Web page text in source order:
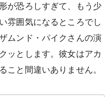
が恐ろしすぎて、もう少
雰囲気になるところでし
ムンド・パイクさんの演
ッとします。彼女はアカ
こと間違いありません。